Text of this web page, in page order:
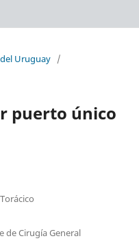
Uruguay /
puerto único
de Cirugía General